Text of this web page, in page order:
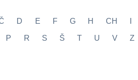
D E F G H CH
P R S Š T U V Z